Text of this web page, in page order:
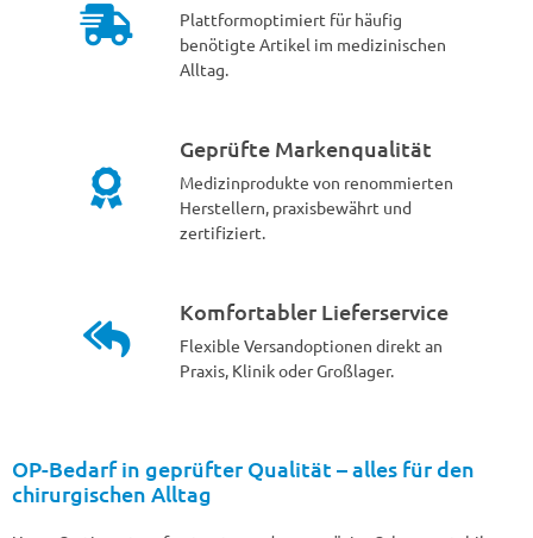
Plattformoptimiert für häufig
benötigte Artikel im medizinischen
Alltag.
Geprüfte Markenqualität
Medizinprodukte von renommierten
Herstellern, praxisbewährt und
zertifiziert.
Komfortabler Lieferservice
Flexible Versandoptionen direkt an
Praxis, Klinik oder Großlager.
OP-Bedarf in geprüfter Qualität – alles für den
chirurgischen Alltag